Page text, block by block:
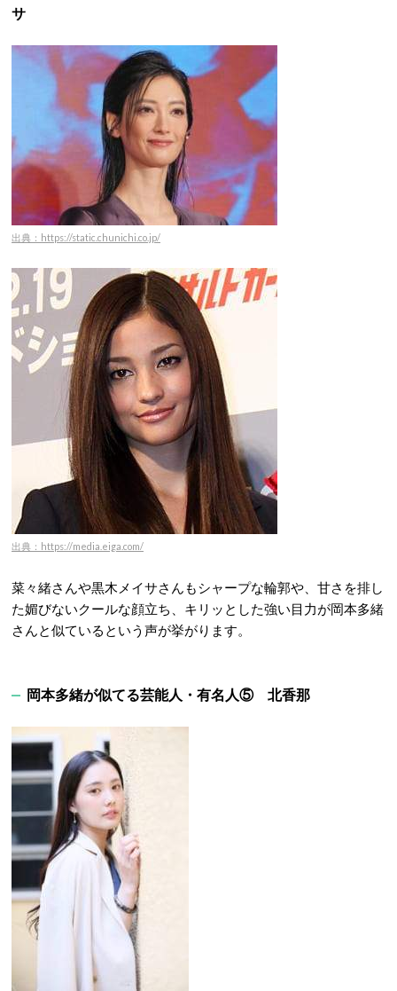
サ
出典：https://static.chunichi.co.jp/
出典：https://media.eiga.com/
菜々緒さんや黒木メイサさんもシャープな輪郭や、甘さを排し
た媚びないクールな顔立ち、キリッとした強い目力が岡本多緒
さんと似ているという声が挙がります。
岡本多緒が似てる芸能人・有名人⑤ 北香那